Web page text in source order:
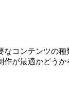
なコンテンツの
作が最適かどうか